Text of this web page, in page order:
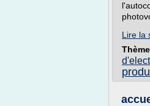
Lire la